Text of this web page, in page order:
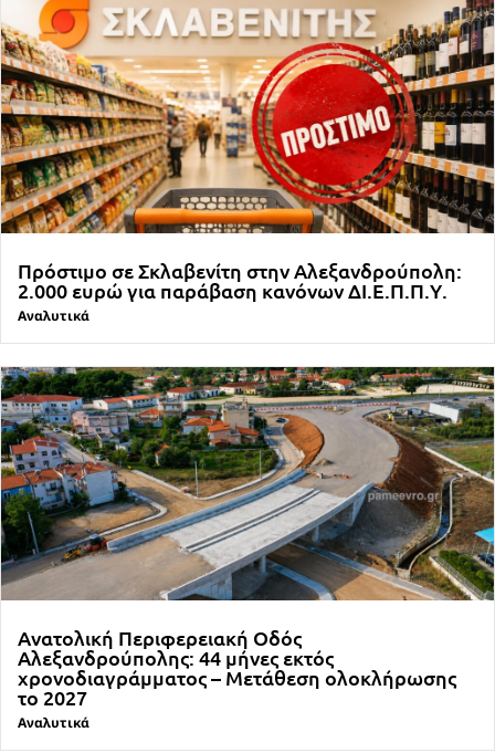
Πρόστιμο σε Σκλαβενίτη στην Αλεξανδρούπολη:
2.000 ευρώ για παράβαση κανόνων ΔΙ.Ε.Π.Π.Υ.
Αναλυτικά
Ανατολική Περιφερειακή Οδός
Αλεξανδρούπολης: 44 μήνες εκτός
χρονοδιαγράμματος – Μετάθεση ολοκλήρωσης
το 2027
Αναλυτικά